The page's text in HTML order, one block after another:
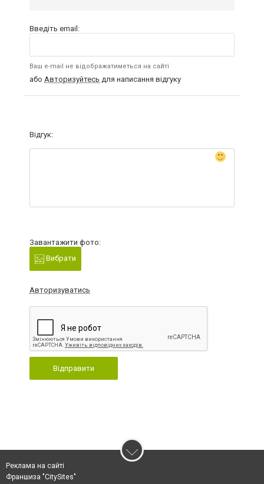
Введіть email:
Ваш e-mail не відображатиметься на сайті
або Авторизуйтесь для написання відгуку
Відгук:
Завантажити фото:
Вибрати
Авторизуватись
Відправити
Реклама на сайті
Франшиза "CitySites"